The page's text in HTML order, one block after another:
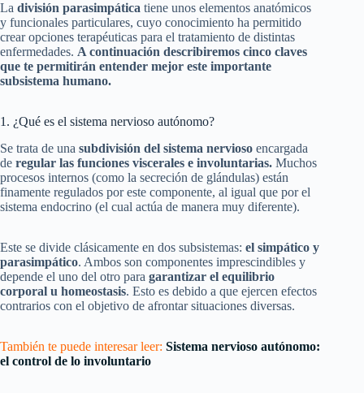
La división parasimpática tiene unos elementos anatómicos
y funcionales particulares, cuyo conocimiento ha permitido
crear opciones terapéuticas para el tratamiento de distintas
enfermedades. A continuación describiremos cinco claves
que te permitirán entender mejor este importante
subsistema humano.
1. ¿Qué es el sistema nervioso autónomo?
Se trata de una subdivisión del sistema nervioso encargada
de regular las funciones viscerales e involuntarias. Muchos
procesos internos (como la secreción de glándulas) están
finamente regulados por este componente, al igual que por el
sistema endocrino (el cual actúa de manera muy diferente).
Este se divide clásicamente en dos subsistemas: el simpático y
parasimpático. Ambos son componentes imprescindibles y
depende el uno del otro para garantizar el equilibrio
corporal u homeostasis. Esto es debido a que ejercen efectos
contrarios con el objetivo de afrontar situaciones diversas.
También te puede interesar leer: Sistema nervioso autónomo:
el control de lo involuntario